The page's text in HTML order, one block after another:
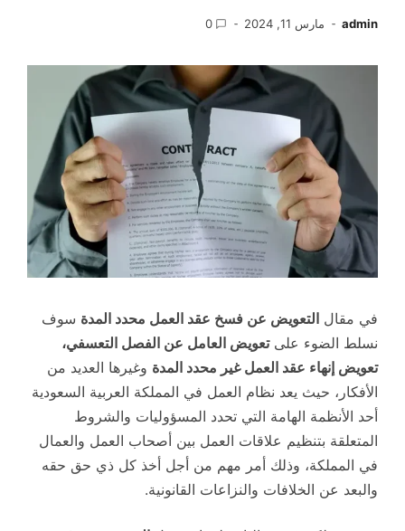
admin مارس 11, 2024 0
في مقال التعويض عن فسخ عقد العمل محدد المدة سوف
نسلط الضوء علىتعويض العامل عن الفصل التعسفي،
تعويض إنهاء عقد العمل غير محدد المدة وغيرها العديد من
الأفكار، حيث يعد نظام العمل في المملكة العربية السعودية
أحد الأنظمة الهامة التي تحدد المسؤوليات والشروط
المتعلقة بتنظيم علاقات العمل بين أصحاب العمل والعمال
في المملكة، وذلك أمر مهم من أجل أخذ كل ذي حق حقه
والبعد عن الخلافات والنزاعات القانونية.